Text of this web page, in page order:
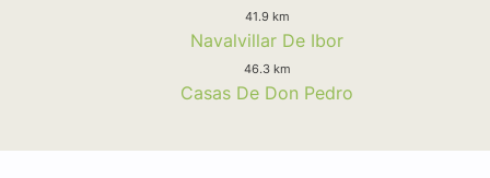
41.9 km
Navalvillar De Ibor
46.3 km
Casas De Don Pedro